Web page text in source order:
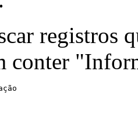
registros
conter